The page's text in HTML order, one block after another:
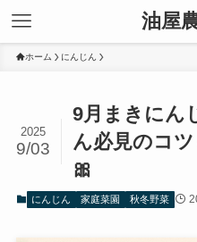
油屋
ホーム にんじん
9月まきにん
ん必見のコ
🎀
2025
9/03
にんじん 家庭菜園 秋冬野菜